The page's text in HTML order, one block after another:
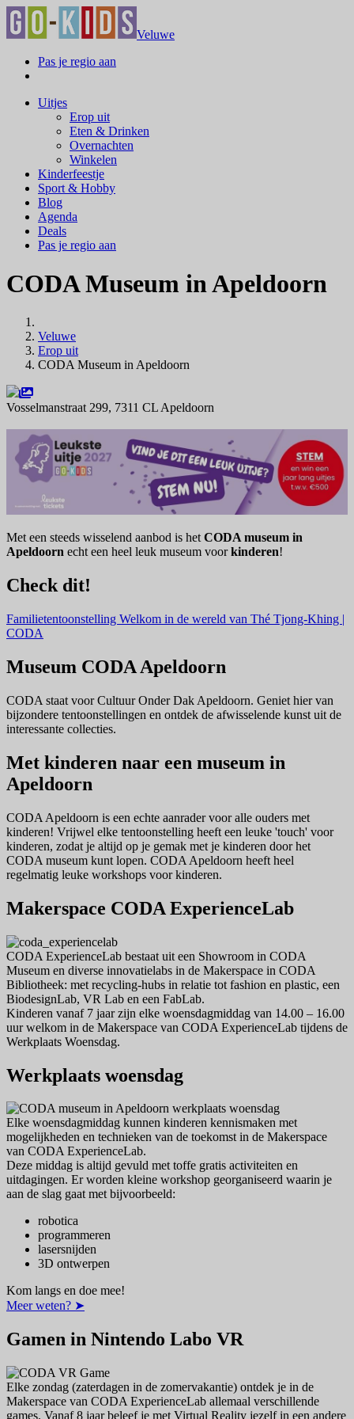
Veluwe
Pas je regio aan
Uitjes
Erop uit
Eten & Drinken
Overnachten
Winkelen
Kinderfeestje
Sport & Hobby
Blog
Agenda
Deals
Pas je regio aan
CODA Museum in Apeldoorn
Veluwe
Erop uit
CODA Museum in Apeldoorn
Vosselmanstraat 299, 7311 CL Apeldoorn
Met een steeds wisselend aanbod is het CODA museum in
Apeldoorn echt een heel leuk museum voorkinderen!
Check dit!
Familietentoonstelling Welkom in de wereld van Thé Tjong-Khing |
CODA
Museum CODA Apeldoorn
CODA staat voor Cultuur Onder Dak Apeldoorn. Geniet hier van
bijzondere tentoonstellingen en ontdek de afwisselende kunst uit de
interessante collecties.
Met kinderen naar een museum in
Apeldoorn
CODA Apeldoorn is een echte aanrader voor alle ouders met
kinderen! Vrijwel elke tentoonstelling heeft een leuke 'touch' voor
kinderen, zodat je altijd op je gemak met je kinderen door het
CODA museum kunt lopen. CODA Apeldoorn heeft heel
regelmatig leuke workshops voor kinderen.
Makerspace CODA ExperienceLab
CODA ExperienceLab bestaat uit een Showroom in CODA
Museum en diverse innovatielabs in de Makerspace in CODA
Bibliotheek: met recycling-hubs in relatie tot fashion en plastic, een
BiodesignLab, VR Lab en een FabLab.
Kinderen vanaf 7 jaar zijn elke woensdagmiddag van 14.00 – 16.00
uur welkom in de Makerspace van CODA ExperienceLab tijdens de
Werkplaats Woensdag.
Werkplaats woensdag
Elke woensdagmiddag kunnen kinderen kennismaken met
mogelijkheden en technieken van de toekomst in de Makerspace
van CODA ExperienceLab.
Deze middag is altijd gevuld met toffe gratis activiteiten en
uitdagingen. Er worden kleine workshop georganiseerd waarin je
aan de slag gaat met bijvoorbeeld:
robotica
programmeren
lasersnijden
3D ontwerpen
Kom langs en doe mee!
Meer weten? ➤
Gamen in Nintendo Labo VR
Elke zondag (zaterdagen in de zomervakantie) ontdek je in de
Makerspace van CODA ExperienceLab allemaal verschillende
games. Vanaf 8 jaar beleef je met Virtual Reality jezelf in een andere